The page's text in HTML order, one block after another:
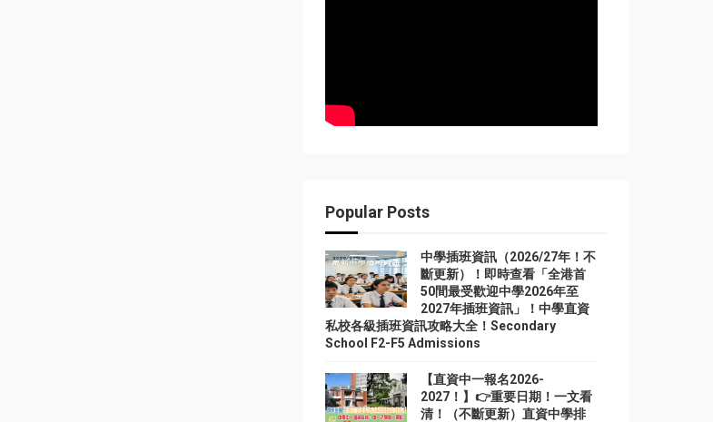
Popular Posts
中學插班資訊（2026/27年！不
斷更新）！即時查看「全港首
50間最受歡迎中學2026年至
2027年插班資訊」！中學直資
私校各級插班資訊攻略大全！Secondary
School F2-F5 Admissions
【直資中一報名2026-
2027！】👉重要日期！一文看
清！（不斷更新）直資中學排